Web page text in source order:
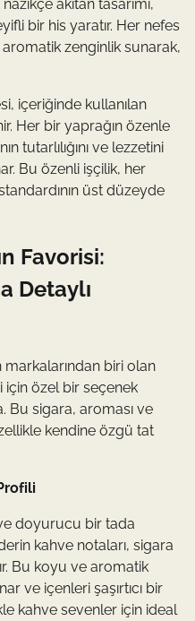
akıtan tasarımı,
bir his yaratır. Her nefes
zenginlik sunarak,
içeriğinde kullanılan
Her bir yaprağın özenle
tutarlılığını ve lezzetini
Bu özenli işçilik, her
üst düzeyde
Favorisi:
Detaylı
markalarından biri olan
için özel bir seçenek
Bu sigara, aroması ve
kendine özgü tat
doyurucu bir tada
kahve notaları, sigara
Bu koyu ve aromatik
ve içenleri şaşırtıcı bir
kahve sevenler için ideal